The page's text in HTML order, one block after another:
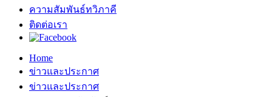
ความสัมพันธ์ทวิภาคี
ติดต่อเรา
Home
ข่าวและประกาศ
ข่าวและประกาศ